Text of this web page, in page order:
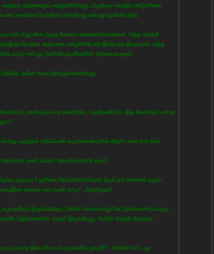
காற்றாடி சுற்றினாலும் காற்றுவீசுகிறது. அதுபோல வெற்றி மகிழ்ச்சியை
மனநிலை வெற்றியை ஈர்க்கிறது என்பது ஆன்மீக விதி.
பின் அது கிடைத்தது போன்ற பாவனைசெய்யுங்கள். அந்த வெற்றி
அத்தனை மகிழ்ச்சியோடு இப்போதே இருங்கள். அந்த
வரும் என்பது ஆன்மீக ஞானிகளின் அறிவுரையாகும்.
கதவு திறந்துகொள்கிறது.
வான்புகழ் பெற வேண்டும், அதுவேண்டும், இது வேண்டும் என்று
செய்து படித்தால் மதிப்பெண் வரும்காலங்களில் அதன் பலன் கை மேல்
பலன் நம்மை தேடிக்கொண்டு வரும்.
முடியுமா? ஒளியை நோக்கிச்சென்றால் நிழல் நம் பின்னால் வரும்.
ஊக்கம் உடையான் உழை”- திருக்குறள்
இருக்கிறதோ, அங்கே செல்வம்வழி கேட்டுக்கொண்டு வரும்.
அவனிடம்இறைவனின் அருள் இருக்கிறது. அங்கே வெற்றி தேவதை
வரை இடைவிடாமல் முயல்வதே முயற்சி”- எங்கோ கேட்டது